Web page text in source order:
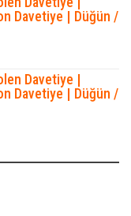
Davetiye | Düğün /
Davetiye |
Davetiye | Düğün /